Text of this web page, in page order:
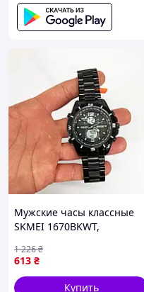
Мужские часы классные
SKMEI 1670BKWT,
наручные часы
современные TF-86
613 ₴
1 226₴
Купить